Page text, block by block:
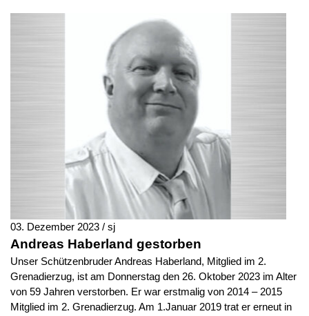
03. Dezember 2023 / sj
Andreas Haberland gestorben
Unser Schützenbruder Andreas Haberland, Mitglied im 2.
Grenadierzug, ist am Donnerstag den 26. Oktober 2023 im Alter
von 59 Jahren verstorben. Er war erstmalig von 2014 – 2015
Mitglied im 2. Grenadierzug. Am 1.Januar 2019 trat er erneut in